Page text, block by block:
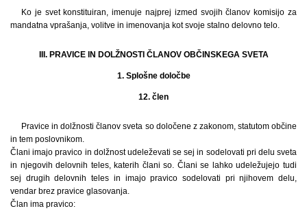
Ko je svet konstituiran, imenuje najprej izmed svojih članov komisijo za
mandatna vprašanja, volitve in imenovanja kot svoje stalno delovno telo.
III. PRAVICE IN DOLŽNOSTI ČLANOV OBČINSKEGA SVETA
1. Splošne določbe
12. člen
Pravice in dolžnosti članov sveta so določene z zakonom, statutom občine
in tem poslovnikom.
Člani imajo pravico in dolžnost udeleževati se sej in sodelovati pri delu sveta
in njegovih delovnih teles, katerih člani so. Člani se lahko udeležujejo tudi
sej drugih delovnih teles in imajo pravico sodelovati pri njihovem delu,
vendar brez pravice glasovanja.
Član ima pravico: